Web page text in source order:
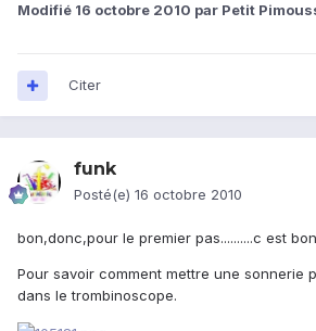
Modifié 16 octobre 2010 par Petit
Citer
funk
Posté(e) 16 octobre 2010
bon,donc,pour le premier pas..........c est
Pour savoir comment mettre une sonnerie
dans le trombinoscope.